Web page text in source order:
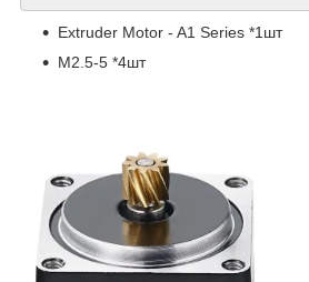
Extruder Motor - A1 Series *1шт
M2.5-5 *4шт